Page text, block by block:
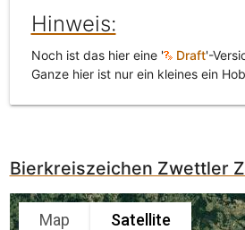
Hinweis:
Noch ist das hier eine ' Draft'-
Ganze hier ist nur ein kleines ein
Bierkreiszeichen Zwettler
Map Satellite